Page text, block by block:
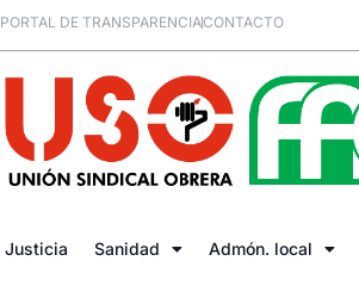
PORTAL DE TRANSPARENCIACONTACTO
Justicia Sanidad Admón. local